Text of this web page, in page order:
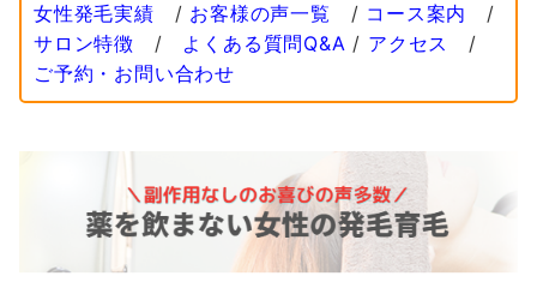
女性発毛実績 / お客様の声一覧 / コース案内
/
サロン特徴 / よくある質問Q&A / アクセス
/
ご予約・お問い合わせ